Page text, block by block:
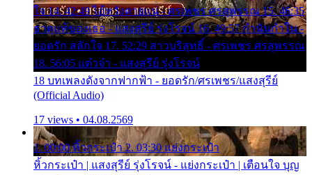
ใจ 14. 42:49 ไอ้หวังตายแน่ - ศรเพชร ศรสุพรรณ 15. 46:35
ธาตุแท้ของเธอ - แสงสุรีย์ รุ่งโรจน์ 16. 49:57 กำนันกำใน -
ยอดรัก สลักใจ 17. 52:29 สาวบริสุทธิ์ - ศรเพชร ศรสุพรรณ
18. 56:05 แต๋วจ๋า - แสงสุรีย์ รุ่งโรจน์
18 บทเพลงดังจากฟากฟ้า - ยอดรัก/ศรเพชร/แสงสุรีย์
(Official Audio)
17 views • 04.08.2569
1. 00:00 หิ้วกระเป๋า 2. 03:30 แย่งกระเป๋า
หิ้วกระเป๋า | แสงสุรีย์ รุ่งโรจน์ - แย่งกระเป๋า | เตือนใจ บุญ